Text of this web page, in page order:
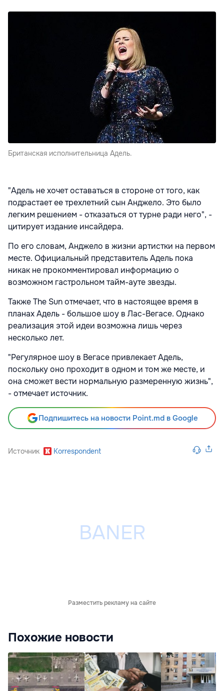
Британская исполнительница Адель.
"Адель не хочет оставаться в стороне от того, как
подрастает ее трехлетний сын Анджело. Это было
легким решением - отказаться от турне ради него", -
цитирует издание инсайдера.
По его словам, Анджело в жизни артистки на первом
месте. Официальный представитель Адель пока
никак не прокомментировал информацию о
возможном гастрольном тайм-ауте звезды.
Также The Sun отмечает, что в настоящее время в
планах Адель - большое шоу в Лас-Вегасе. Однако
реализация этой идеи возможна лишь через
несколько лет.
"Регулярное шоу в Вегасе привлекает Адель,
поскольку оно проходит в одном и том же месте, и
она сможет вести нормальную размеренную жизнь",
- отмечает источник.
Подпишитесь на новости Point.md в Google
Источник Korrespondent
Разместить рекламу на сайте
Похожие новости